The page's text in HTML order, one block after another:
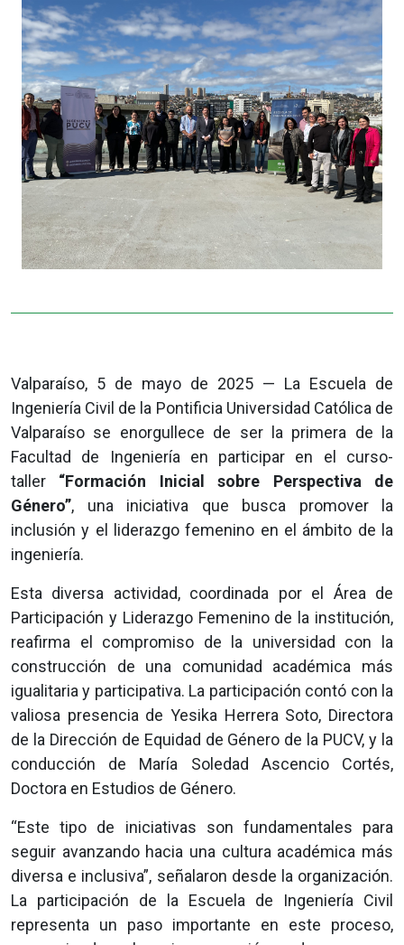
Valparaíso, 5 de mayo de 2025 — La Escuela de
Ingeniería Civil de la Pontificia Universidad Católica de
Valparaíso se enorgullece de ser la primera de la
Facultad de Ingeniería en participar en el curso-
taller “Formación Inicial sobre Perspectiva de
Género”, una iniciativa que busca promover la
inclusión y el liderazgo femenino en el ámbito de la
ingeniería.
Esta diversa actividad, coordinada por el Área de
Participación y Liderazgo Femenino de la institución,
reafirma el compromiso de la universidad con la
construcción de una comunidad académica más
igualitaria y participativa. La participación contó con la
valiosa presencia de Yesika Herrera Soto, Directora
de la Dirección de Equidad de Género de la PUCV, y la
conducción de María Soledad Ascencio Cortés,
Doctora en Estudios de Género.
“Este tipo de iniciativas son fundamentales para
seguir avanzando hacia una cultura académica más
diversa e inclusiva”, señalaron desde la organización.
La participación de la Escuela de Ingeniería Civil
representa un paso importante en este proceso,